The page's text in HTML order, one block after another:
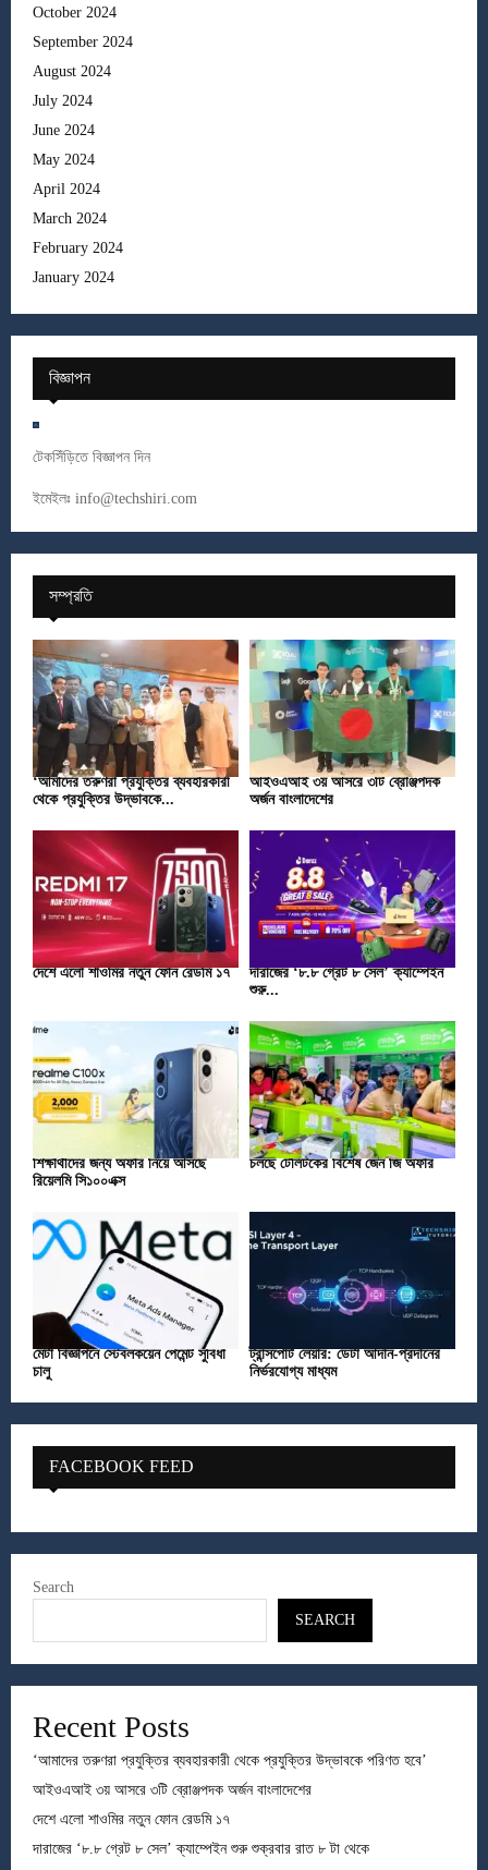
October 2024
September 2024
August 2024
July 2024
June 2024
May 2024
April 2024
March 2024
February 2024
January 2024
বিজ্ঞাপন
টেকসিঁড়িতে বিজ্ঞাপন দিন
ইমেইলঃ info@techshiri.com
সম্প্রতি
‘আমাদের তরুণরা প্রযুক্তির ব্যবহারকারী
থেকে প্রযুক্তির উদ্ভাবকে...
আইওএআই ৩য় আসরে ৩টি ব্রোঞ্জপদক
অর্জন বাংলাদেশের
দেশে এলো শাওমির নতুন ফোন রেডমি ১৭
দারাজের ‘৮.৮ গ্রেট ৮ সেল’ ক্যাম্পেইন
শুরু...
শিক্ষার্থীদের জন্য অফার নিয়ে আসছে
রিয়েলমি সি১০০এক্স
চলছে টেলিটকের বিশেষ জেন জি অফার
মেটা বিজ্ঞাপনে স্টেবলকয়েন পেমেন্ট সুবিধা
চালু
ট্রান্সপোর্ট লেয়ার: ডেটা আদান-প্রদানের
নির্ভরযোগ্য মাধ্যম
FACEBOOK FEED
Search
SEARCH
Recent Posts
‘আমাদের তরুণরা প্রযুক্তির ব্যবহারকারী থেকে প্রযুক্তির উদ্ভাবকে পরিণত হবে’
আইওএআই ৩য় আসরে ৩টি ব্রোঞ্জপদক অর্জন বাংলাদেশের
দেশে এলো শাওমির নতুন ফোন রেডমি ১৭
দারাজের ‘৮.৮ গ্রেট ৮ সেল’ ক্যাম্পেইন শুরু শুক্রবার রাত ৮ টা থেকে